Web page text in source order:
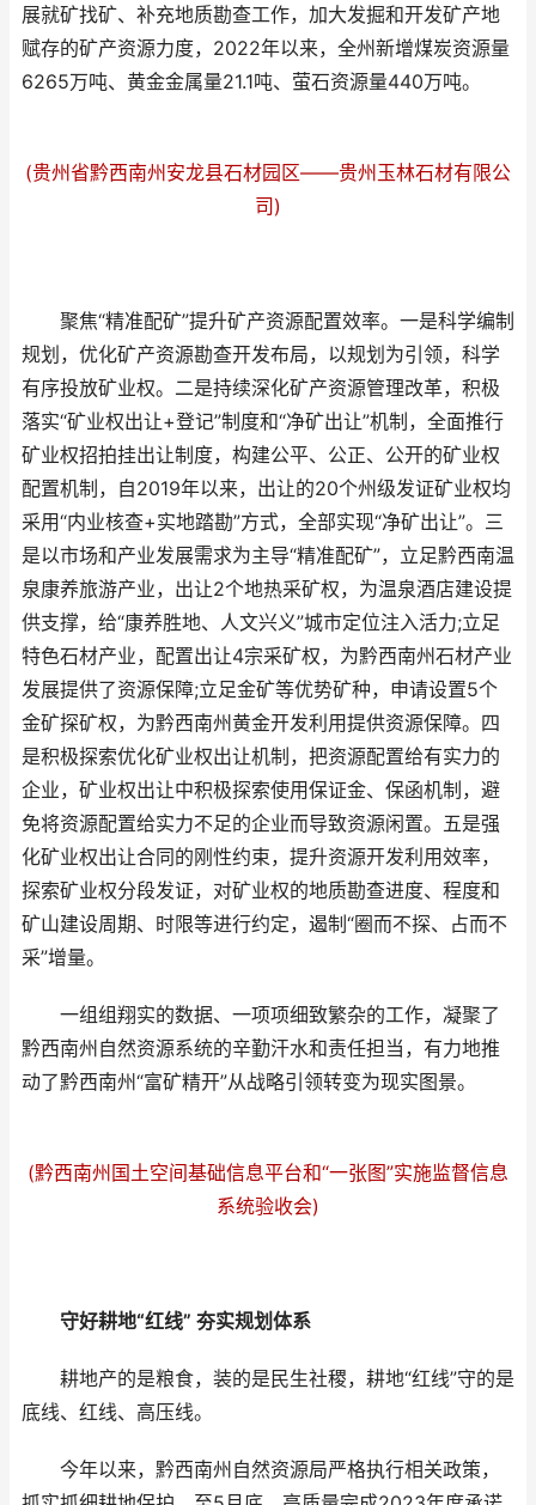
展就矿找矿、补充地质勘查工作，加大发掘和开发矿产地
赋存的矿产资源力度，2022年以来，全州新增煤炭资源量
6265万吨、黄金金属量21.1吨、萤石资源量440万吨。
(贵州省黔西南州安龙县石材园区——贵州玉林石材有限公
司)
聚焦“精准配矿”提升矿产资源配置效率。一是科学编制
规划，优化矿产资源勘查开发布局，以规划为引领，科学
有序投放矿业权。二是持续深化矿产资源管理改革，积极
落实“矿业权出让+登记”制度和“净矿出让”机制，全面推行
矿业权招拍挂出让制度，构建公平、公正、公开的矿业权
配置机制，自2019年以来，出让的20个州级发证矿业权均
采用“内业核查+实地踏勘”方式，全部实现“净矿出让”。三
是以市场和产业发展需求为主导“精准配矿”，立足黔西南温
泉康养旅游产业，出让2个地热采矿权，为温泉酒店建设提
供支撑，给“康养胜地、人文兴义”城市定位注入活力;立足
特色石材产业，配置出让4宗采矿权，为黔西南州石材产业
发展提供了资源保障;立足金矿等优势矿种，申请设置5个
金矿探矿权，为黔西南州黄金开发利用提供资源保障。四
是积极探索优化矿业权出让机制，把资源配置给有实力的
企业，矿业权出让中积极探索使用保证金、保函机制，避
免将资源配置给实力不足的企业而导致资源闲置。五是强
化矿业权出让合同的刚性约束，提升资源开发利用效率，
探索矿业权分段发证，对矿业权的地质勘查进度、程度和
矿山建设周期、时限等进行约定，遏制“圈而不探、占而不
采”增量。
一组组翔实的数据、一项项细致繁杂的工作，凝聚了
黔西南州自然资源系统的辛勤汗水和责任担当，有力地推
动了黔西南州“富矿精开”从战略引领转变为现实图景。
(黔西南州国土空间基础信息平台和“一张图”实施监督信息
系统验收会)
守好耕地“红线” 夯实规划体系
耕地产的是粮食，装的是民生社稷，耕地“红线”守的是
底线、红线、高压线。
今年以来，黔西南州自然资源局严格执行相关政策，